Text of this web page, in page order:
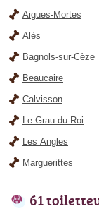
Aigues-Mortes
Alès
Bagnols-sur-Cèze
Beaucaire
Calvisson
Le Grau-du-Roi
Les Angles
Marguerittes
61